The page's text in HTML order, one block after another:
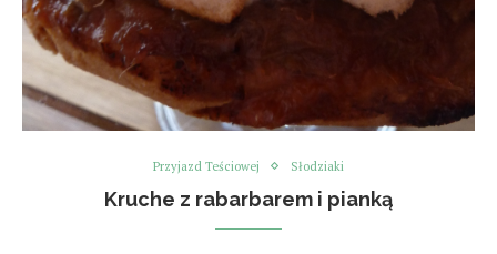
Przyjazd Teściowej Słodziaki
Kruche z rabarbarem i pianką